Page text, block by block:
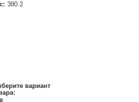
380.2
вариант